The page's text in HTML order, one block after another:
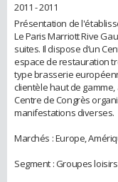
2011 - 2011
Présentation de
Le Paris Marriott Rive
suites. Il dispose d’un
espace de restauration
type brasserie
clientèle haut de
Centre de Congrès
manifestations diverses.
Marchés : Europe,
Segment : Groupes